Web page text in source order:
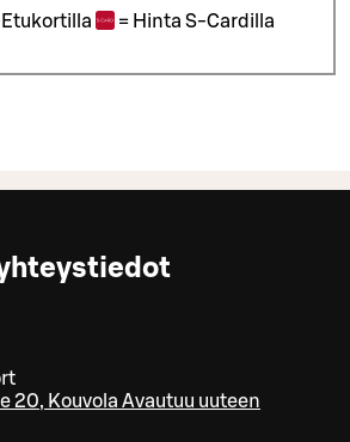
= Hinta S-Cardilla
20, Kouvola Avautuu uuteen